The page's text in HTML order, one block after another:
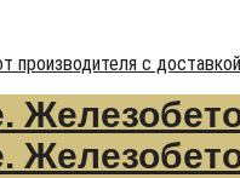
производителя с доставкой